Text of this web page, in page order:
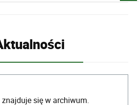
się w archiwum.